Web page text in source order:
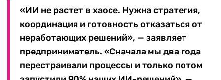
«ИИ не растет в хаосе. Нужна стратегия,
координация и готовность отказаться от
неработающих решений», — заявляет
предприниматель. «Сначала мы два года
перестраивали процессы и только потом